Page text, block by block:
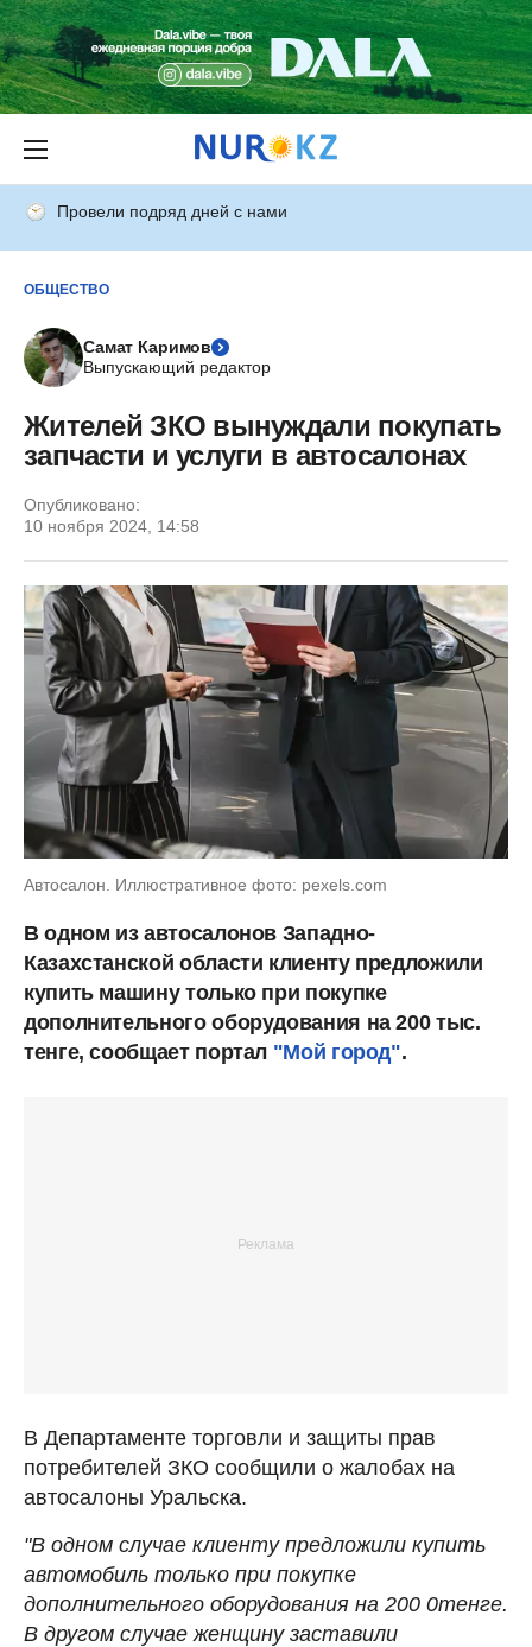
Провели подряд дней с нами
ОБЩЕСТВО
Самат Каримов
Выпускающий редактор
Жителей ЗКО вынуждали покупать
запчасти и услуги в автосалонах
Опубликовано:
10 ноября 2024, 14:58
Автосалон. Иллюстративное фото: pexels.com
В одном из автосалонов Западно-
Казахстанской области клиенту предложили
купить машину только при покупке
дополнительного оборудования на 200 тыс.
тенге, сообщает портал "Мой город".
В Департаменте торговли и защиты прав
потребителей ЗКО сообщили о жалобах на
автосалоны Уральска.
"В одном случае клиенту предложили купить
автомобиль только при покупке
дополнительного оборудования на 200 0тенге.
В другом случае женщину заставили